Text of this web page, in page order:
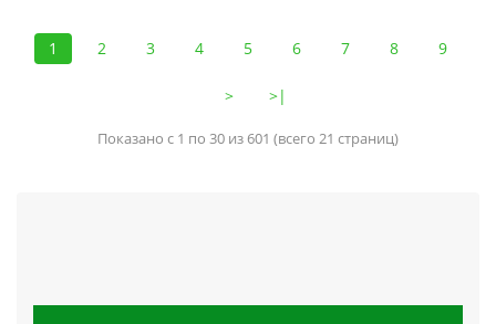
1 2 3 4 5 6 7 8 9
> >|
Показано с 1 по 30 из 601 (всего 21 страниц)